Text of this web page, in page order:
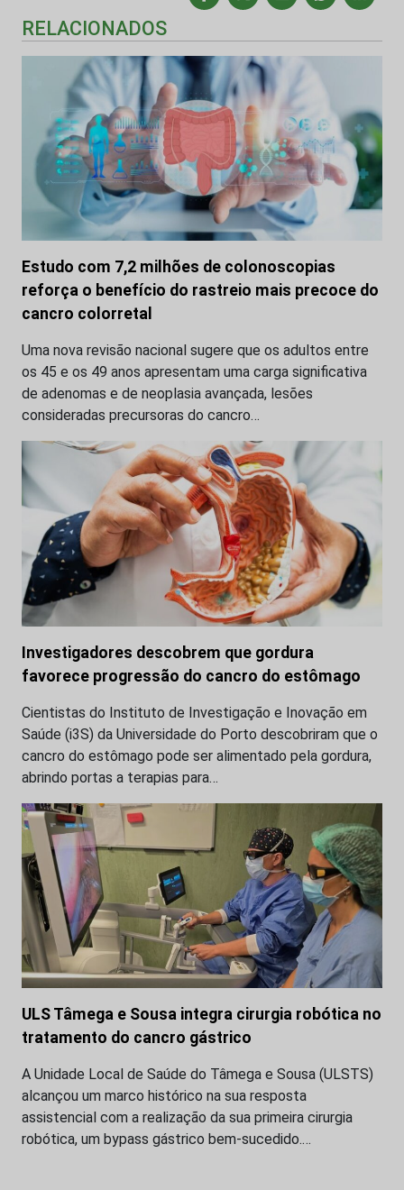
RELACIONADOS
Estudo com 7,2 milhões de colonoscopias
reforça o benefício do rastreio mais precoce do
cancro colorretal
Uma nova revisão nacional sugere que os adultos entre
os 45 e os 49 anos apresentam uma carga significativa
de adenomas e de neoplasia avançada, lesões
consideradas precursoras do cancro…
Investigadores descobrem que gordura
favorece progressão do cancro do estômago
Cientistas do Instituto de Investigação e Inovação em
Saúde (i3S) da Universidade do Porto descobriram que o
cancro do estômago pode ser alimentado pela gordura,
abrindo portas a terapias para…
ULS Tâmega e Sousa integra cirurgia robótica no
tratamento do cancro gástrico
A Unidade Local de Saúde do Tâmega e Sousa (ULSTS)
alcançou um marco histórico na sua resposta
assistencial com a realização da sua primeira cirurgia
robótica, um bypass gástrico bem-sucedido.…